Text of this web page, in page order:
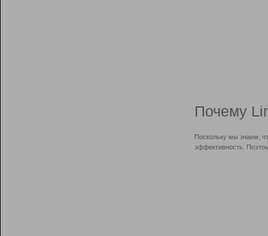
Почему
Поскольку мы знаем,
эффективность.